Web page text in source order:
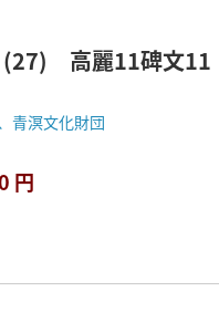
高麗11碑文11
青溟文化財団
円